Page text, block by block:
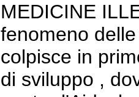
MEDICINE
fenomeno
colpisce in
di sviluppo ,